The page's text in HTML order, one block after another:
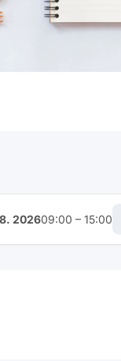
202609:00 – 15:00